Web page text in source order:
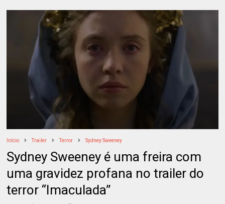
Início Trailer Terror Sydney Sweeney
Sydney Sweeney é uma freira com
uma gravidez profana no trailer do
terror “Imaculada”